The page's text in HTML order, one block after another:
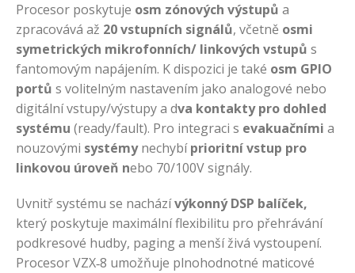
Procesor poskytuje osm zónových výstupů a
zpracovává až 20 vstupních signálů, včetně osmi
symetrických mikrofonních/ linkových vstupů s
fantomovým napájením. K dispozici je také osm GPIO
portů s volitelným nastavením jako analogové nebo
digitální vstupy/výstupy a dva kontakty pro dohled
systému (ready/fault). Pro integraci s evakuačními a
nouzovými systémynechybíprioritní vstup pro
linkovou úroveň nebo 70/100V signály.
Uvnitř systému se nacházívýkonný DSP balíček,
který poskytuje maximální flexibilitu pro přehrávání
podkresové hudby, paging a menší živá vystoupení.
Procesor VZX‑8 umožňuje plnohodnotné maticové